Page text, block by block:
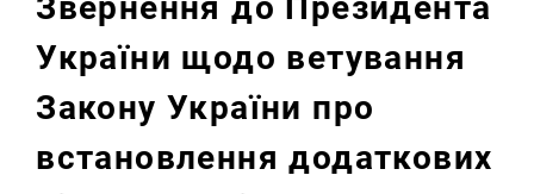
України щодо ветування
Закону України про
встановлення додаткових